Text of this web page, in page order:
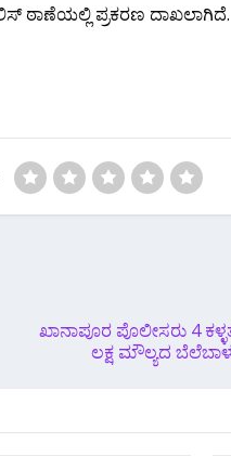
ಠಾಣೆಯಲ್ಲಿ ಪ್ರಕರಣ ದಾಖಲಾಗಿದೆ.
ಖಾನಾಪೂರ ಪೊಲೀಸರು 4
ಲಕ್ಷ ಮೌಲ್ಯದ